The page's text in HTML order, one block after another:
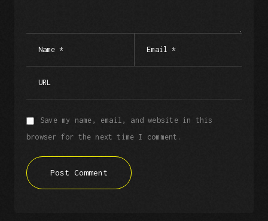
Save my name, email, and website in this
browser for the next time I comment.
Post Comment